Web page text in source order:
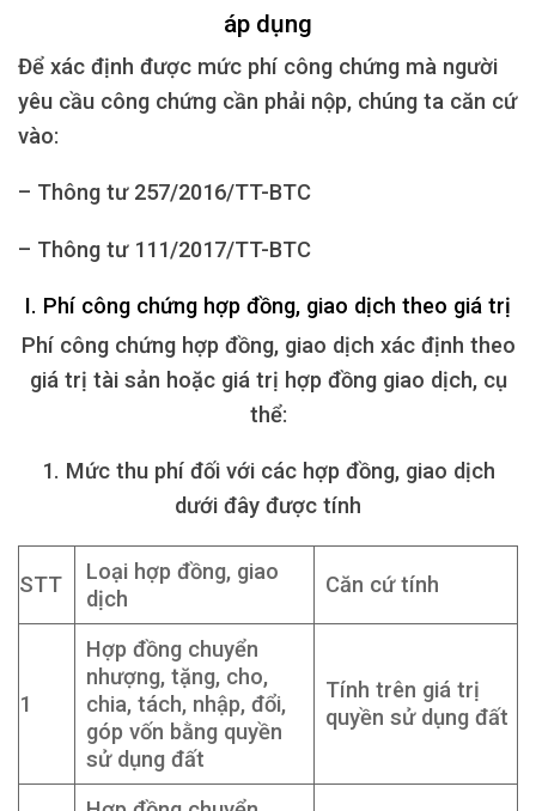
áp dụng
Để xác định được mức phí công chứng mà người
yêu cầu công chứng cần phải nộp, chúng ta căn cứ
vào:
– Thông tư 257/2016/TT-BTC
– Thông tư 111/2017/TT-BTC
I. Phí công chứng hợp đồng, giao dịch theo giá trị
Phí công chứng hợp đồng, giao dịch xác định theo
giá trị tài sản hoặc giá trị hợp đồng giao dịch, cụ
thể:
1. Mức thu phí đối với các hợp đồng, giao dịch
dưới đây được tính
STT
Loại hợp đồng, giao
dịch
Căn cứ tính
1
Hợp đồng chuyển
nhượng, tặng, cho,
chia, tách, nhập, đổi,
góp vốn bằng quyền
sử dụng đất
Tính trên giá trị
quyền sử dụng đất